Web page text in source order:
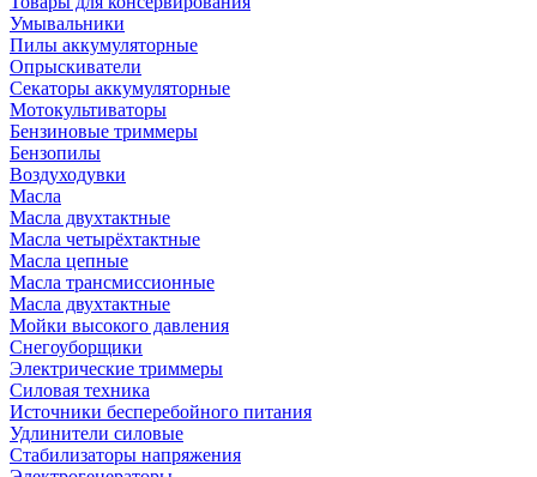
Умывальники
Пилы аккумуляторные
Опрыскиватели
Секаторы аккумуляторные
Мотокультиваторы
Бензиновые триммеры
Бензопилы
Воздуходувки
Масла
Масла двухтактные
Масла четырёхтактные
Масла цепные
Масла трансмиссионные
Масла двухтактные
Мойки высокого давления
Снегоуборщики
Электрические триммеры
Силовая техника
Источники бесперебойного питания
Удлинители силовые
Стабилизаторы напряжения